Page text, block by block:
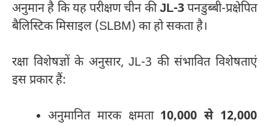
अनुमान है कि यह परीक्षण चीन कीJL-3पनडुब्बी-प्रक्षेपित
बैलिस्टिक मिसाइल (SLBM) का हो सकता है।
रक्षा विशेषज्ञों के अनुसार, JL-3 की संभावित विशेषताएं
इस प्रकार हैं:
अनुमानित मारक क्षमता 10,000 से 12,000